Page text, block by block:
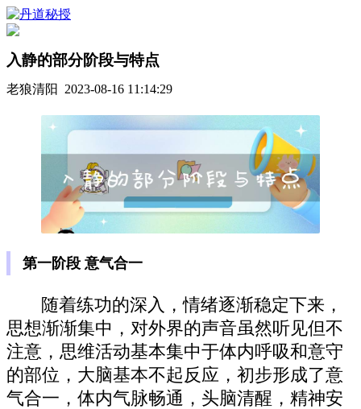
入静的部分阶段与特点
老狼清阳 2023-08-16 11:14:29
第一阶段 意气合一
随着练功的深入，情绪逐渐稳定下来，
思想渐渐集中，对外界的声音虽然听见但不
注意，思维活动基本集中于体内呼吸和意守
的部位，大脑基本不起反应，初步形成了意
气合一，体内气脉畅通，头脑清醒，精神安